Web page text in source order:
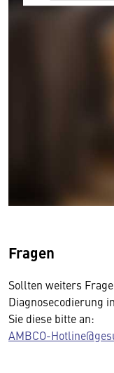
Fragen
Sollten weiters
Diagnosecodierung
Sie diese bitte an:
AMBCO-